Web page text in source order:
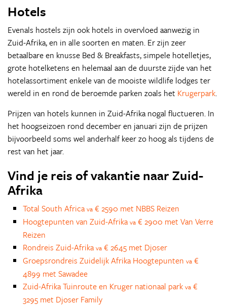
Hotels
Evenals hostels zijn ook hotels in overvloed aanwezig in
Zuid-Afrika, en in alle soorten en maten. Er zijn zeer
betaalbare en knusse Bed & Breakfasts, simpele hotelletjes,
grote hotelketens en helemaal aan de duurste zijde van het
hotelassortiment enkele van de mooiste wildlife lodges ter
wereld in en rond de beroemde parken zoals het Krugerpark.
Prijzen van hotels kunnen in Zuid-Afrika nogal fluctueren. In
het hoogseizoen rond december en januari zijn de prijzen
bijvoorbeeld soms wel anderhalf keer zo hoog als tijdens de
rest van het jaar.
Vind je reis of vakantie naar Zuid-
Afrika
Total South Africa va € 2590 met NBBS Reizen
Hoogtepunten van Zuid-Afrika va € 2900 met Van Verre
Reizen
Rondreis Zuid-Afrika va € 2645 met Djoser
Groepsrondreis Zuidelijk Afrika Hoogtepunten va €
4899 met Sawadee
Zuid-Afrika Tuinroute en Kruger nationaal park va €
3295 met Djoser Family